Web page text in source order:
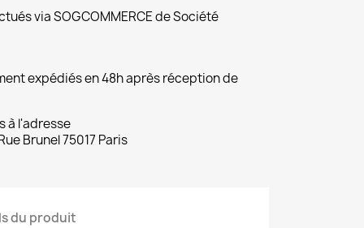
via SOGCOMMERCE de Société
expédiés en 48h après réception de
à l'adresse
Brunel 75017 Paris
du produit